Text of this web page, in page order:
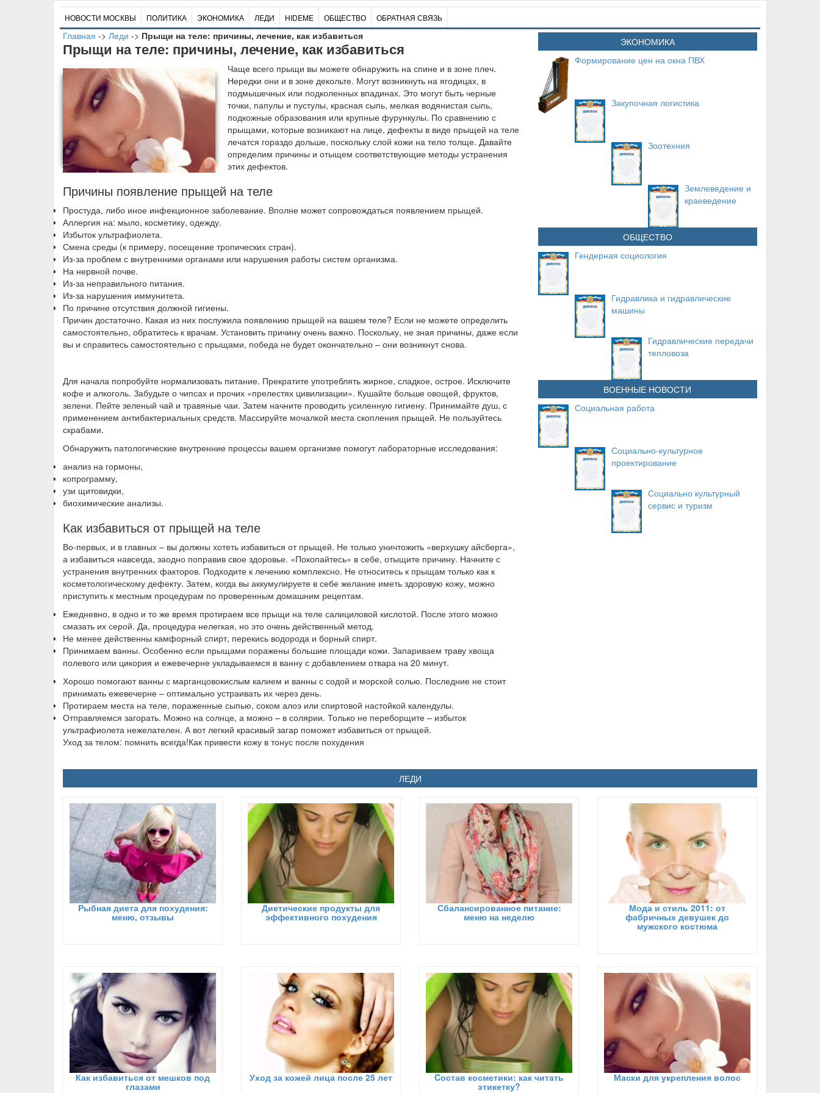
НОВОСТИ МОСКВЫ ПОЛИТИКА ЭКОНОМИКА ЛЕДИ HIDEME ОБЩЕСТВО ОБРАТНАЯ СВЯЗЬ
Главная -> Леди -> Прыщи на теле: причины, лечение, как избавиться
Прыщи на теле: причины, лечение, как избавиться
Чаще всего прыщи вы можете обнаружить на спине и в зоне плеч.
Нередки они и в зоне декольте. Могут возникнуть на ягодицах, в
подмышечных или подколенных впадинах. Это могут быть черные
точки, папулы и пустулы, красная сыпь, мелкая водянистая сыпь,
подкожные образования или крупные фурункулы. По сравнению с
прыщами, которые возникают на лице, дефекты в виде прыщей на теле
лечатся гораздо дольше, поскольку слой кожи на тело толще. Давайте
определим причины и отыщем соответствующие методы устранения
этих дефектов.
Причины появление прыщей на теле
Простуда, либо иное инфекционное заболевание. Вполне может сопровождаться появлением прыщей.
Аллергия на: мыло, косметику, одежду.
Избыток ультрафиолета.
Смена среды (к примеру, посещение тропических стран).
Из-за проблем с внутренними органами или нарушения работы систем организма.
На нервной почве.
Из-за неправильного питания.
Из-за нарушения иммунитета.
По причине отсутствия должной гигиены.
Причин достаточно. Какая из них послужила появлению прыщей на вашем теле? Если не можете определить
самостоятельно, обратитесь к врачам. Установить причину очень важно. Поскольку, не зная причины, даже если
вы и справитесь самостоятельно с прыщами, победа не будет окончательно – они возникнут снова.
Для начала попробуйте нормализовать питание. Прекратите употреблять жирное, сладкое, острое. Исключите
кофе и алкоголь. Забудьте о чипсах и прочих «прелестях цивилизации». Кушайте больше овощей, фруктов,
зелени. Пейте зеленый чай и травяные чаи. Затем начните проводить усиленную гигиену. Принимайте душ, с
применением антибактериальных средств. Массируйте мочалкой места скопления прыщей. Не пользуйтесь
скрабами.
Обнаружить патологические внутренние процессы вашем организме помогут лабораторные исследования:
анализ на гормоны,
копрограмму,
узи щитовидки,
биохимические анализы.
Как избавиться от прыщей на теле
Во-первых, и в главных – вы должны хотеть избавиться от прыщей. Не только уничтожить «верхушку айсберга»,
а избавиться навсегда, заодно поправив свое здоровье. «Покопайтесь» в себе, отыщите причину. Начните с
устранения внутренних факторов. Подходите к лечению комплексно. Не относитесь к прыщам только как к
косметологическому дефекту. Затем, когда вы аккумулируете в себе желание иметь здоровую кожу, можно
приступить к местным процедурам по проверенным домашним рецептам.
Ежедневно, в одно и то же время протираем все прыщи на теле салициловой кислотой. После этого можно
смазать их серой. Да, процедура нелегкая, но это очень действенный метод.
Не менее действенны камфорный спирт, перекись водорода и борный спирт.
Принимаем ванны. Особенно если прыщами поражены большие площади кожи. Запариваем траву хвоща
полевого или цикория и ежевечерне укладываемся в ванну с добавлением отвара на 20 минут.
Хорошо помогают ванны с марганцовокислым калием и ванны с содой и морской солью. Последние не стоит
принимать ежевечерне – оптимально устраивать их через день.
Протираем места на теле, пораженные сыпью, соком алоэ или спиртовой настойкой календулы.
Отправляемся загорать. Можно на солнце, а можно – в солярии. Только не переборщите – избыток
ультрафиолета нежелателен. А вот легкий красивый загар поможет избавиться от прыщей.
Уход за телом: помнить всегда!Как привести кожу в тонус после похудения
ЭКОНОМИКА
Формирование цен на окна ПВХ
Закупочная логистика
Зоотехния
Землеведение и
краеведение
ОБЩЕСТВО
Гендерная социология
Гидравлика и гидравлические
машины
Гидравлические передачи
тепловоза
ВОЕННЫЕ НОВОСТИ
Социальная работа
Социально-культурное
проектирование
Социально культурный
сервис и туризм
ЛЕДИ
Рыбная диета для похудения:
меню, отзывы
Диетические продукты для
эффективного похудения
Сбалансированное питание:
меню на неделю
Мода и стиль 2011: от
фабричных девушек до
мужского костюма
Как избавиться от мешков под
глазами
Уход за кожей лица после 25 лет Cостав косметики: как читать
этикетку?
Маски для укрепления волос